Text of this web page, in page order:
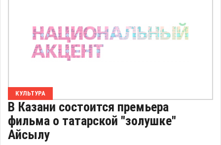
КУЛЬТУРА
В Казани состоится премьера
фильма о татарской "золушке"
Айсылу